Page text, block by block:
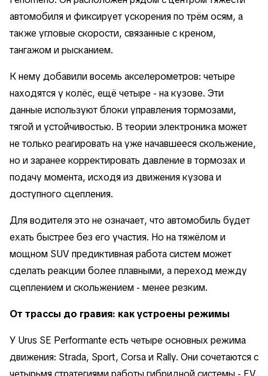
автомобиля и фиксирует ускорения по трём осям, а
также угловые скорости, связанные с креном,
тангажом и рысканием.
К нему добавили восемь акселерометров: четыре
находятся у колёс, ещё четыре - на кузове. Эти
данные используют блоки управления тормозами,
тягой и устойчивостью. В теории электроника может
не только реагировать на уже начавшееся скольжение,
но и заранее корректировать давление в тормозах и
подачу момента, исходя из движения кузова и
доступного сцепления.
Для водителя это не означает, что автомобиль будет
ехать быстрее без его участия. Но на тяжёлом и
мощном SUV предиктивная работа систем может
сделать реакции более плавными, а переход между
сцеплением и скольжением - менее резким.
От трассы до гравия: как устроены режимы
У Urus SE Performante есть четыре основных режима
движения: Strada, Sport, Corsa и Rally. Они сочетаются с